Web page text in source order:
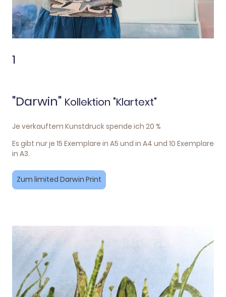
1
"Darwin" Kollektion "Klartext"
Je verkauftem Kunstdruck spende ich 20 %
Es gibt nur je 15 Exemplare in A5 und in A4 und 10 Exemplare
in A3.
Zum limited Darwin Print